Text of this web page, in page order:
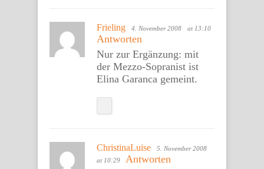
Frieling 4. November 2008 at 13:10
Antworten
Nur zur Ergänzung: mit
der Mezzo-Sopranist ist
Elina Garanca gemeint.
ChristinaLuise
5. November 2008
at 10:29
Antworten